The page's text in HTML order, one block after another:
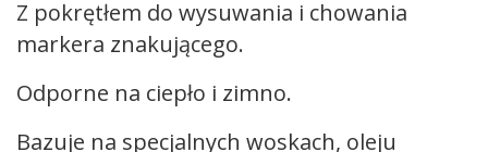
Z pokrętłem do wysuwania i chowania
markera znakującego.
Odporne na ciepło i zimno.
Bazuje na specjalnych woskach, oleju